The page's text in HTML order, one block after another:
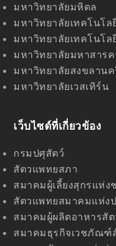
มหาวิทยาลัยมหิดล
มหาวิทยาลัยเทคโนโ
มหาวิทยาลัยเทคโนโ
มหาวิทยาลัยมหาสาร
มหาวิทยาลัยสงขลาน
มหาวิทยาลัยเวสเทิร์น
เว็บไซด์ที่เกี่ยวข้อง
กรมปศุสัตว์
สัตวแพทยสภา
สมาคมผู้เลี้ยงสุกรแห่ง
สัตวแพทยสมาคมแห่ง
สมาคมผู้ผลิตอาหารสัต
สมาคมธุรกิจเวชภัณฑ์